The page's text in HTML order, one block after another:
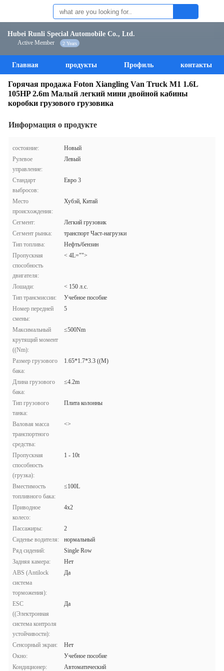
Hubei Runli Special Automobile Co., Ltd.
Active Member 2 Years
Главная продукты Профиль контакты
Горячая продажа Foton Xiangling Van Truck M1 1.6L
105HP 2.6m Малый легкий мини двойной кабины
коробки грузового грузовика
Информация о продукте
состояние:
Новый
Рулевое
управление:
Левый
Стандарт
выбросов:
Евро 3
Место
происхождения:
Хубэй, Китай
Сегмент:
Легкий грузовик
Сегмент рынка:
транспорт Част-нагрузки
Тип топлива:
Нефть/бензин
Пропускная
способность
двигателя:
< 4L="">
Лошади:
< 150 л.с.
Тип трансмиссии:
Учебное пособие
Номер передней
смены:
5
Максимальный
крутящий момент
((Nm):
≤500Nm
Размер грузового
бака:
1.65*1.7*3.3 ((M)
Длина грузового
бака:
≤4.2m
Тип грузового
танка:
Плита колонны
Валовая масса
транспортного
средства:
<>
Пропускная
способность
(грузка):
1 - 10t
Вместимость
топливного бака:
≤100L
Приводное
колесо:
4х2
Пассажиры:
2
Сиденье водителя:
нормальный
Ряд сидений:
Single Row
Задняя камера:
Нет
ABS (Antilock
система
торможения):
Да
ESC
((Электронная
система контроля
устойчивости):
Да
Сенсорный экран:
Нет
Окно:
Учебное пособие
Кондиционер:
Автоматический